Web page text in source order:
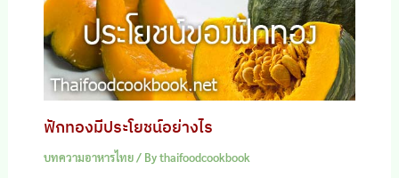
ฟักทองมีประโยชน์อย่างไร
บทความอาหารไทย/ Bythaifoodcookbook